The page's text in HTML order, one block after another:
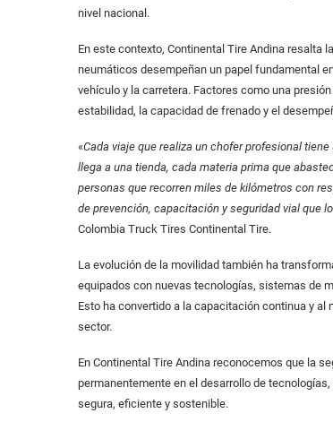
nivel nacional.
En este contexto, Continental Tire Andina resalta
neumáticos desempeñan un papel fundamental
vehículo y la carretera. Factores como una
estabilidad, la capacidad de frenado y el
«Cada viaje que realiza un chofer profesional
llega a una tienda, cada materia prima que
personas que recorren miles de kilómetros con
de prevención, capacitación y seguridad vial que
Colombia Truck Tires Continental Tire.
La evolución de la movilidad también ha
equipados con nuevas tecnologías, sistemas de
Esto ha convertido a la capacitación continua y
sector.
En Continental Tire Andina reconocemos que la
permanentemente en el desarrollo de
segura, eficiente y sostenible.